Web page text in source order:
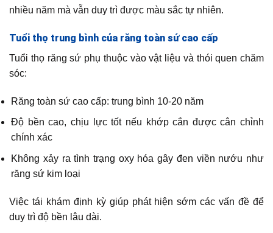
nhiều năm mà vẫn duy trì được màu sắc tự nhiên.
Tuổi thọ trung bình của răng toàn sứ cao cấp
Tuổi thọ răng sứ phụ thuộc vào vật liệu và thói quen chăm
sóc:
Răng toàn sứ cao cấp: trung bình 10-20 năm
Độ bền cao, chịu lực tốt nếu khớp cắn được cân chỉnh
chính xác
Không xảy ra tình trạng oxy hóa gây đen viền nướu như
răng sứ kim loại
Việc tái khám định kỳ giúp phát hiện sớm các vấn đề để
duy trì độ bền lâu dài.